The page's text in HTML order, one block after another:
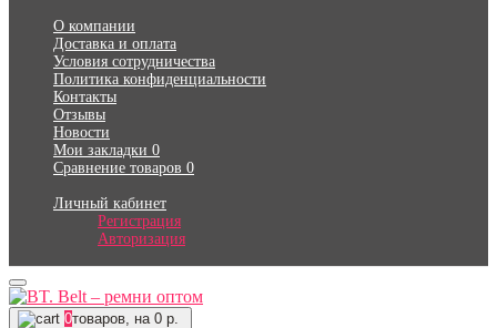
О компании
Доставка и оплата
Условия сотрудничества
Политика конфиденциальности
Контакты
Отзывы
Новости
Мои закладки 0
Сравнение товаров 0
Личный кабинет
Регистрация
Авторизация
0товаров, на 0 р.